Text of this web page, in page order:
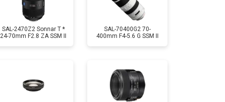
SAL-2470Z2 Sonnar T *
24-70mm F2.8 ZA SSM II
SAL-70400G2 70-
400mm F4-5.6 G SSM II